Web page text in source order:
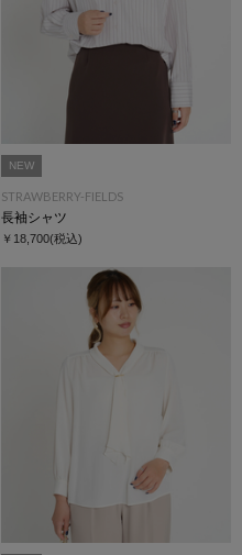
NEW
STRAWBERRY-FIELDS
長袖シャツ
￥18,700(税込)